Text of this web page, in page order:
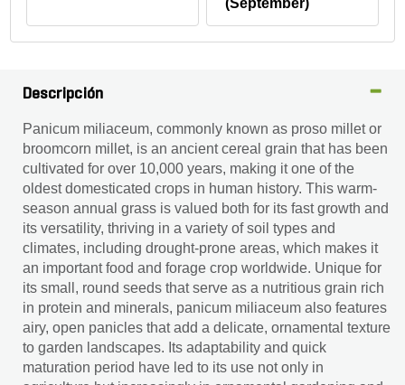
Descripción
Panicum miliaceum, commonly known as proso millet or
broomcorn millet, is an ancient cereal grain that has been
cultivated for over 10,000 years, making it one of the
oldest domesticated crops in human history. This warm-
season annual grass is valued both for its fast growth and
its versatility, thriving in a variety of soil types and
climates, including drought-prone areas, which makes it
an important food and forage crop worldwide. Unique for
its small, round seeds that serve as a nutritious grain rich
in protein and minerals, panicum miliaceum also features
airy, open panicles that add a delicate, ornamental texture
to garden landscapes. Its adaptability and quick
maturation period have led to its use not only in